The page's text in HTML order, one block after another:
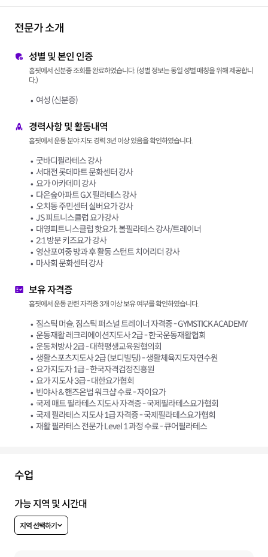
전문가 소개
성별 및 본인 인증
홈핏에서 신분증 조회를 완료하였습니다. (성별 정보는 동일 성별 매칭을 위해 제공합니
다.)
여성 (신분증)
경력사항 및 활동내역
홈핏에서 운동 분야 지도 경력 3년 이상 있음을 확인하였습니다.
굿바디필라테스 강사
서대전 롯데마트 문화센터 강사
요가 아카데미 강사
다온숲아파트 G.X 필라테스 강사
오치동 주민센터 실버요가 강사
JS 피트니스클럽 요가강사
대영피트니스클럽 핫요가, 볼필라테스 강사/트레이너
2:1 방문 키즈요가 강사
영산포여중 방과 후 활동 스턴트 치어리더 강사
마사회 문화센터 강사
보유 자격증
홈핏에서 운동 관련 자격증 3개 이상 보유 여부를 확인하였습니다.
짐스틱 머슬, 짐스틱 퍼스널 트레이너 자격증 - GYMSTICK ACADEMY
운동재활 레크리에이션지도사 2급 - 한국운동재활협회
운동처방사 2급 - 대학평생교육원협의회
생활스포츠지도사 2급 (보디빌딩) - 생활체육지도자연수원
요가지도자 1급 - 한국자격검정진흥원
요가 지도사 3급 - 대한요가협회
빈야사 & 핸즈온법 워크샵 수료 - 자이요가
국제 매트 필라테스 지도사 자격증 - 국제필라테스요가협회
국제 필라테스 지도사 1급 자격증 - 국제필라테스요가협회
재활 필라테스 전문가 Level 1 과정 수료 - 큐어필라테스
수업
가능 지역 및 시간대
지역 선택하기